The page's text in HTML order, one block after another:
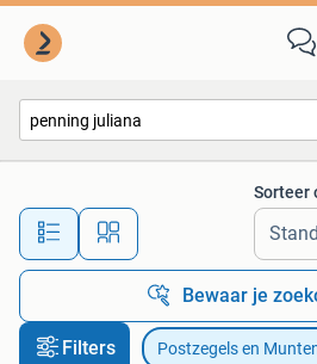
Alle afstanden…
Sorteer
Bewaar je
Filters Postzegels en